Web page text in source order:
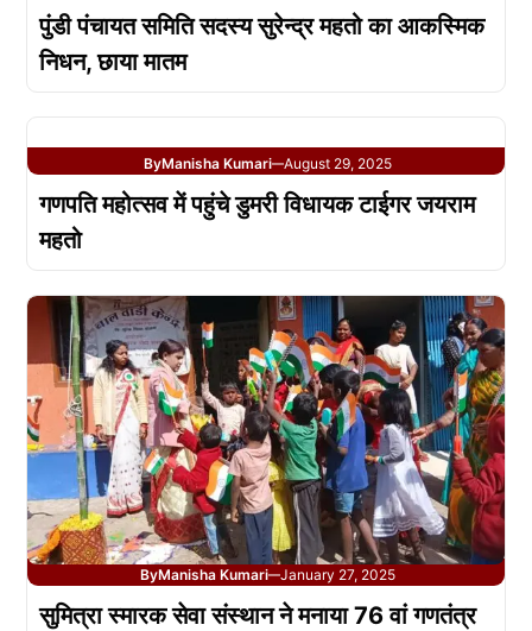
पुंडी पंचायत समिति सदस्य सुरेन्द्र महतो का आकस्मिक
निधन, छाया मातम
ByManisha Kumari—August 29, 2025
गणपति महोत्सव में पहुंचे डुमरी विधायक टाईगर जयराम
महतो
ByManisha Kumari—January 27, 2025
सुमित्रा स्मारक सेवा संस्थान ने मनाया 76 वां गणतंत्र